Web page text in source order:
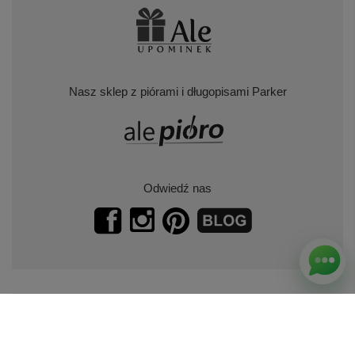
Nasz sklep z piórami i długopisami Parker
Odwiedź nas